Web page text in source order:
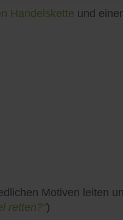
Handelskette und
Motiven leiten
retten?")